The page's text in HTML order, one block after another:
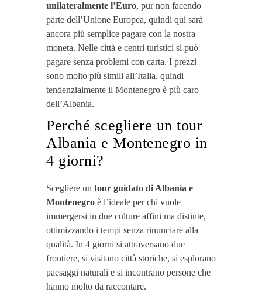
unilateralmente l’Euro, pur non facendo
parte dell’Unione Europea, quindi qui sarà
ancora più semplice pagare con la nostra
moneta. Nelle città e centri turistici si può
pagare senza problemi con carta. I prezzi
sono molto più simili all’Italia, quindi
tendenzialmente il Montenegro è più caro
dell’Albania.
Perché scegliere un tour
Albania e Montenegro in
4 giorni?
Scegliere un tour guidato di Albania e
Montenegro è l’ideale per chi vuole
immergersi in due culture affini ma distinte,
ottimizzando i tempi senza rinunciare alla
qualità. In 4 giorni si attraversano due
frontiere, si visitano città storiche, si esplorano
paesaggi naturali e si incontrano persone che
hanno molto da raccontare.